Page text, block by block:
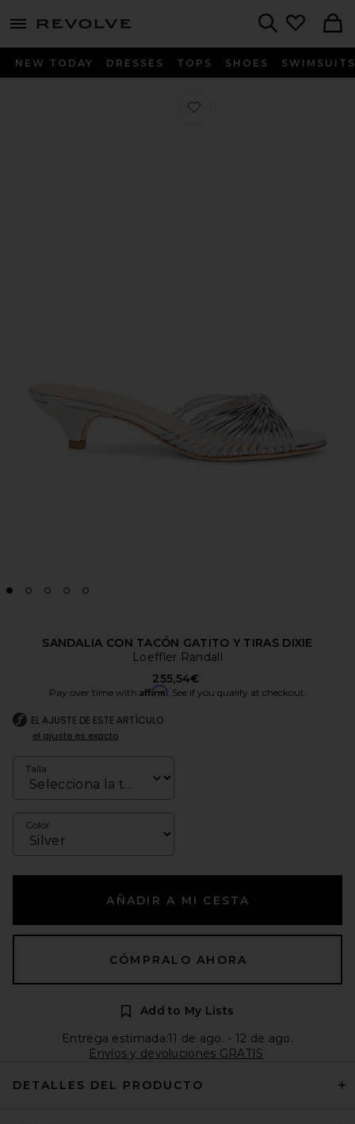
menu - shows more content
NEW TODAY DRESSES TOPS SHOES SWIMSUITS
Favorito SANDALIA CON TACÓN
SANDALIA CON TACÓN GATITO Y TIRAS DIXIE
Loeffler Randall
255,54€
Pay over time with Affirm. See if you qualify at checkout.
EL AJUSTE DE ESTE ARTÍCULO
el ajuste es exacto
Talla
Color
AÑADIR A MI CESTA
CÓMPRALO AHORA
Add to My Lists
Entrega estimada:11 de ago. - 12 de ago.
Envíos y devoluciones GRATIS
DETALLES DEL PRODUCTO